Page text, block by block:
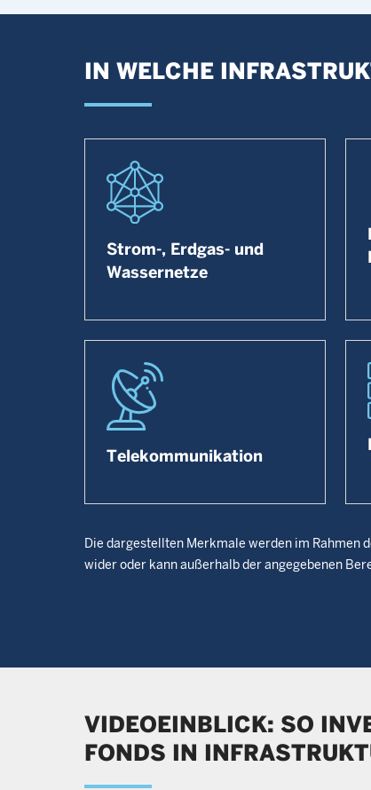
IN WELCHE
Strom-, Erdgas- und
Wassernetze
Telekommunikation
Die dargestellten Merkmale werden im
wider oder kann außerhalb der angegebenen
VIDEOEINBLICK: SO
FONDS IN